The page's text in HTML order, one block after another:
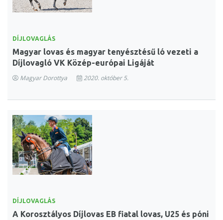
DÍJLOVAGLÁS
Magyar lovas és magyar tenyésztésű ló vezeti a
Díjlovagló VK Közép-európai Ligáját
Magyar Dorottya 2020. október 5.
DÍJLOVAGLÁS
A Korosztályos Díjlovas EB fiatal lovas, U25 és póni